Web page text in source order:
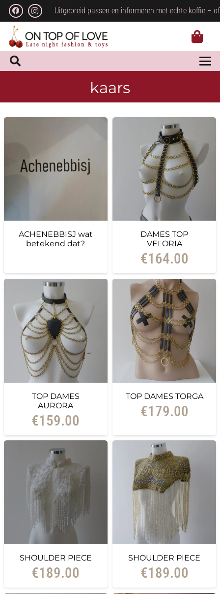
Uitgebreid passen en informeren met echte koffie –
kaars
ACHENEBBISJ wat
betekend dat?
DAMES TOP
VELORIA
€164.00
TOP DAMES
AURORA
€159.00
TOP DAMES TORGA
€179.00
SHOULDER PIECE
€189.00
SHOULDER PIECE
€189.00